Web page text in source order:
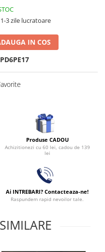
1-3 zile lucratoare
IN COS
Produse CADOU
Achizitionezi cu 60 lei, cadou de 139
lei
Ai INTREBARI? Contacteaza-ne!
Raspundem rapid nevoilor tale.